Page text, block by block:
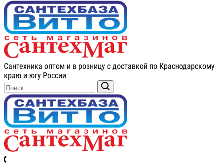
Сантехника оптом и в розницу с доставкой по Краснодарскому
краю и югу России